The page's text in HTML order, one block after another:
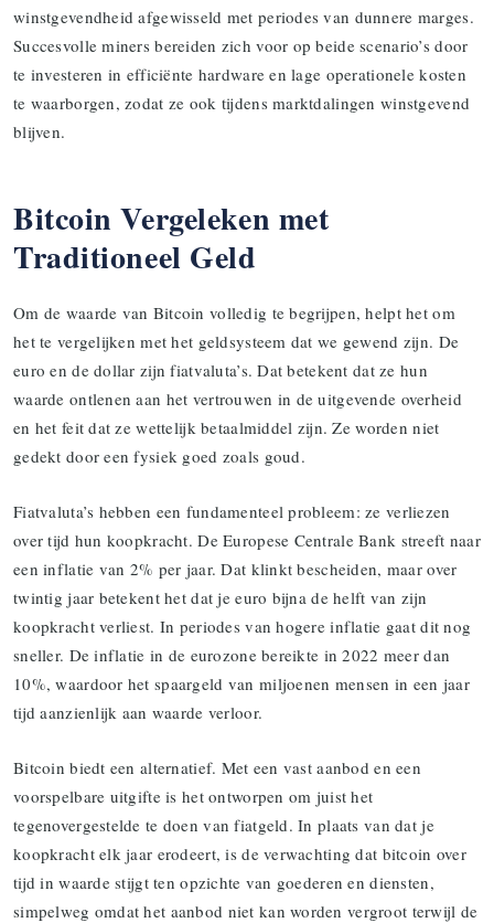
winstgevendheid afgewisseld met periodes van dunnere marges.
Succesvolle miners bereiden zich voor op beide scenario’s door
te investeren in efficiënte hardware en lage operationele kosten
te waarborgen, zodat ze ook tijdens marktdalingen winstgevend
blijven.
Bitcoin Vergeleken met
Traditioneel Geld
Om de waarde van Bitcoin volledig te begrijpen, helpt het om
het te vergelijken met het geldsysteem dat we gewend zijn. De
euro en de dollar zijn fiatvaluta’s. Dat betekent dat ze hun
waarde ontlenen aan het vertrouwen in de uitgevende overheid
en het feit dat ze wettelijk betaalmiddel zijn. Ze worden niet
gedekt door een fysiek goed zoals goud.
Fiatvaluta’s hebben een fundamenteel probleem: ze verliezen
over tijd hun koopkracht. De Europese Centrale Bank streeft naar
een inflatie van 2% per jaar. Dat klinkt bescheiden, maar over
twintig jaar betekent het dat je euro bijna de helft van zijn
koopkracht verliest. In periodes van hogere inflatie gaat dit nog
sneller. De inflatie in de eurozone bereikte in 2022 meer dan
10%, waardoor het spaargeld van miljoenen mensen in een jaar
tijd aanzienlijk aan waarde verloor.
Bitcoin biedt een alternatief. Met een vast aanbod en een
voorspelbare uitgifte is het ontworpen om juist het
tegenovergestelde te doen van fiatgeld. In plaats van dat je
koopkracht elk jaar erodeert, is de verwachting dat bitcoin over
tijd in waarde stijgt ten opzichte van goederen en diensten,
simpelweg omdat het aanbod niet kan worden vergroot terwijl de